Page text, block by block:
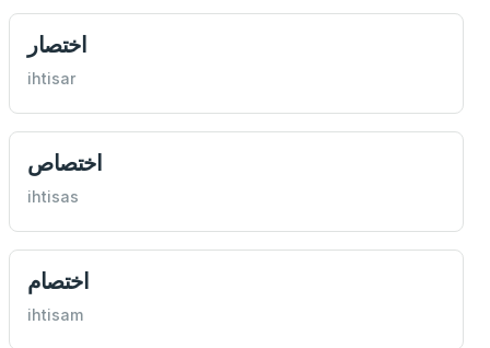
اختصار
ihtisar
اختصاص
ihtisas
اختصام
ihtisam